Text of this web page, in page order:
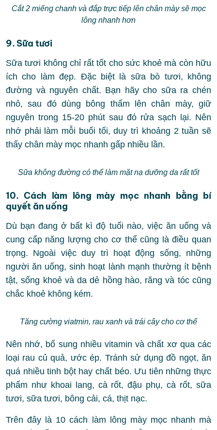
Cắt 2 miếng chanh và đắp trực tiếp lên chân mày sẽ mọc
lông nhanh hơn
9. Sữa tươi
Sữa tươi không chỉ rất tốt cho sức khoẻ mà còn hữu
ích cho làm đẹp. Đặc biệt là sữa bò tươi, không
đường và nguyên chất. Bạn hãy cho sữa ra chén
nhỏ, sau đó dùng bông thấm lên chân mày, giữ
nguyên trong 15-20 phút sau đó rửa sạch lại. Nên
nhớ phải làm mỗi buổi tối, duy trì khoảng 2 tuần sẽ
thấy chân mày mọc nhanh gấp nhiều lần.
Sữa không đường có thể làm mặt nạ dưỡng da rất tốt
10. Cách làm lông mày mọc nhanh bằng bí
quyết ăn uống
Dù bạn đang ở bất kì độ tuổi nào, việc ăn uống và
cung cấp năng lượng cho cơ thể cũng là điều quan
trọng. Ngoài việc duy trì hoạt động sống, những
người ăn uống, sinh hoạt lành mạnh thường ít bệnh
tật, sống khoẻ và da dẻ hồng hào, răng và tóc cũng
chắc khoẻ không kém.
Tăng cường viatmin, rau xanh và trái cây cho cơ thể
Nên nhớ, bổ sung nhiều vitamin và chất xơ qua các
loại rau củ quả, ước ép. Tránh sử dụng đồ ngọt, ăn
quá nhiều tinh bột hay chất béo. Ưu tiên những thực
phẩm như khoai lang, cà rốt, đậu phụ, cà rốt, sữa
tươi, sữa tươi, bông cải, cá, thịt nạc.
Trên đây là 10 cách làm lông mày mọc nhanh mà